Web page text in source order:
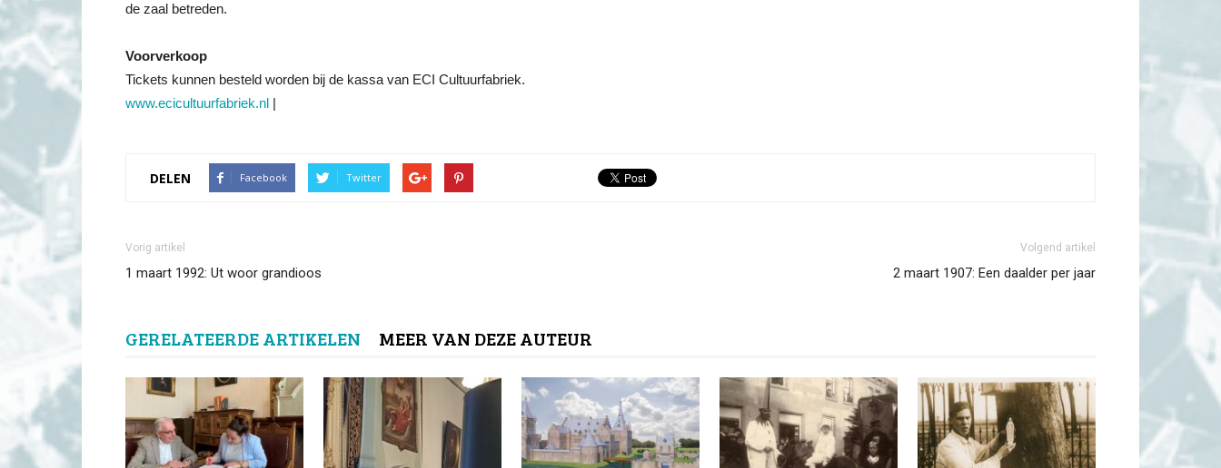
de zaal betreden.
Voorverkoop
Tickets kunnen besteld worden bij de kassa van ECI Cultuurfabriek.
www.ecicultuurfabriek.nl |
DELEN Facebook Twitter
Vorig artikel
1 maart 1992: Ut woor grandioos
Volgend artikel
2 maart 1907: Een daalder per jaar
GERELATEERDE ARTIKELEN MEER VAN DEZE AUTEUR